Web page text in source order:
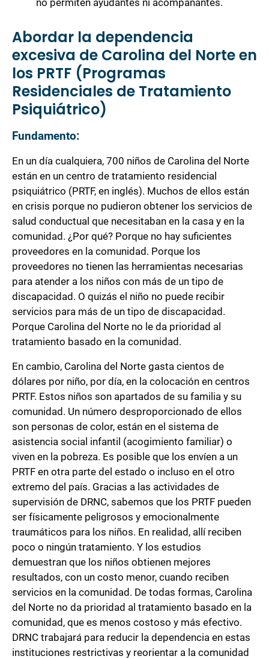
no permiten ayudantes ni acompañantes.
Abordar la dependencia
excesiva de Carolina del Norte en
los PRTF (Programas
Residenciales de Tratamiento
Psiquiátrico)
Fundamento:
En un día cualquiera, 700 niños de Carolina del Norte
están en un centro de tratamiento residencial
psiquiátrico (PRTF, en inglés). Muchos de ellos están
en crisis porque no pudieron obtener los servicios de
salud conductual que necesitaban en la casa y en la
comunidad. ¿Por qué? Porque no hay suficientes
proveedores en la comunidad. Porque los
proveedores no tienen las herramientas necesarias
para atender a los niños con más de un tipo de
discapacidad. O quizás el niño no puede recibir
servicios para más de un tipo de discapacidad.
Porque Carolina del Norte no le da prioridad al
tratamiento basado en la comunidad.
En cambio, Carolina del Norte gasta cientos de
dólares por niño, por día, en la colocación en centros
PRTF. Estos niños son apartados de su familia y su
comunidad. Un número desproporcionado de ellos
son personas de color, están en el sistema de
asistencia social infantil (acogimiento familiar) o
viven en la pobreza. Es posible que los envíen a un
PRTF en otra parte del estado o incluso en el otro
extremo del país. Gracias a las actividades de
supervisión de DRNC, sabemos que los PRTF pueden
ser físicamente peligrosos y emocionalmente
traumáticos para los niños. En realidad, allí reciben
poco o ningún tratamiento. Y los estudios
demuestran que los niños obtienen mejores
resultados, con un costo menor, cuando reciben
servicios en la comunidad. De todas formas, Carolina
del Norte no da prioridad al tratamiento basado en la
comunidad, que es menos costoso y más efectivo.
DRNC trabajará para reducir la dependencia en estas
instituciones restrictivas y reorientar a la comunidad